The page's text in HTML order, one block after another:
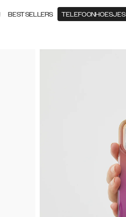
BESTSELLERS TELEFOONHOESJES